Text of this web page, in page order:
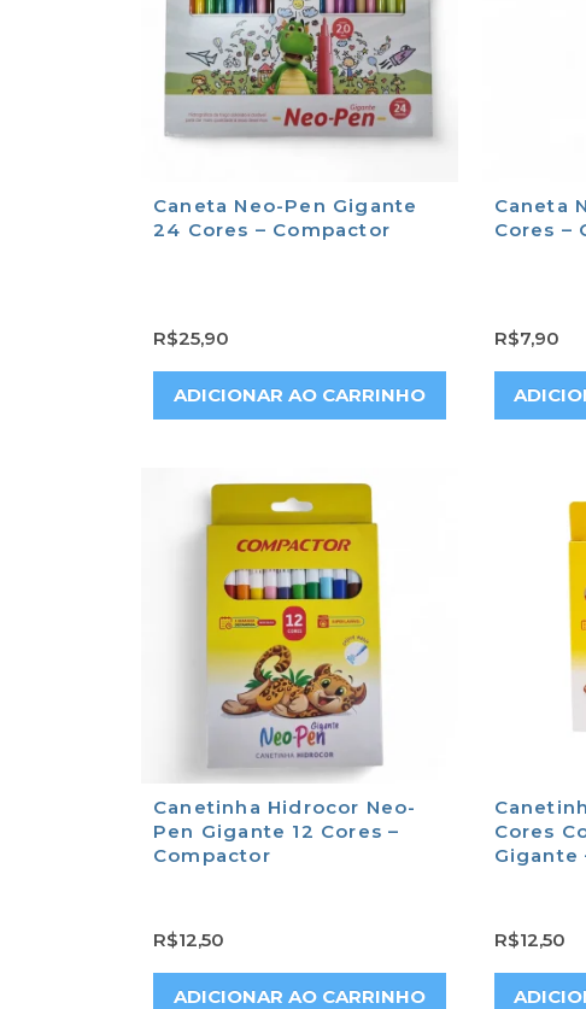
Caneta Neo-Pen Gigante
24 Cores – Compactor
R$25,90
ADICIONAR AO CARRINHO
Caneta
Cores –
R$7,90
Canetinha Hidrocor Neo-
Pen Gigante 12 Cores –
Compactor
R$12,50
ADICIONAR AO CARRINHO
Cores
Gigante
R$12,50